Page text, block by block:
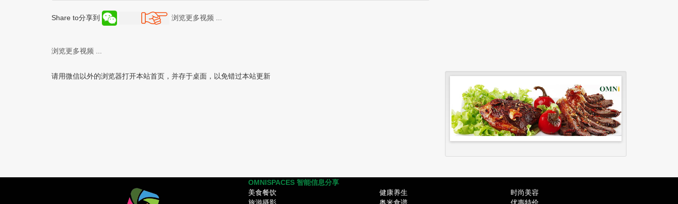
Share to分享到 浏览更多视频 ...
浏览更多视频 ...
请用微信以外的浏览器打开本站首页，并存于桌面，以免错过本站更新
OMNISPACES 智能信息分享
美食餐饮
健康养生
时尚美容